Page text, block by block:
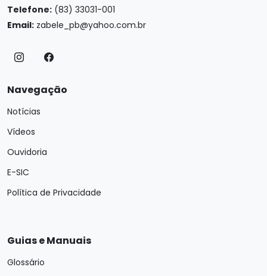
Telefone: (83) 33031-001
Email: zabele_pb@yahoo.com.br
Navegação
Notícias
Vídeos
Ouvidoria
E-SIC
Política de Privacidade
Guias e Manuais
Glossário